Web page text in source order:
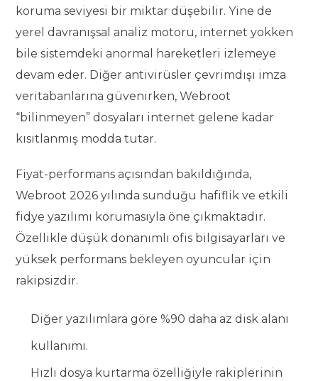
koruma seviyesi bir miktar düşebilir. Yine de
yerel davranışsal analiz motoru, internet yokken
bile sistemdeki anormal hareketleri izlemeye
devam eder. Diğer antivirüsler çevrimdışı imza
veritabanlarına güvenirken, Webroot
“bilinmeyen” dosyaları internet gelene kadar
kısıtlanmış modda tutar.
Fiyat-performans açısından bakıldığında,
Webroot 2026 yılında sunduğu hafiflik ve etkili
fidye yazılımı korumasıyla öne çıkmaktadır.
Özellikle düşük donanımlı ofis bilgisayarları ve
yüksek performans bekleyen oyuncular için
rakipsizdir.
Diğer yazılımlara göre %90 daha az disk alanı
kullanımı.
Hızlı dosya kurtarma özelliğiyle rakiplerinin